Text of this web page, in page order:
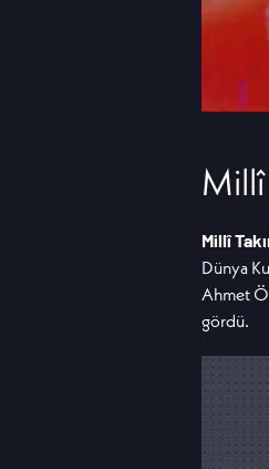
Millî
Millî
Dünya
Ahmet
gördü.